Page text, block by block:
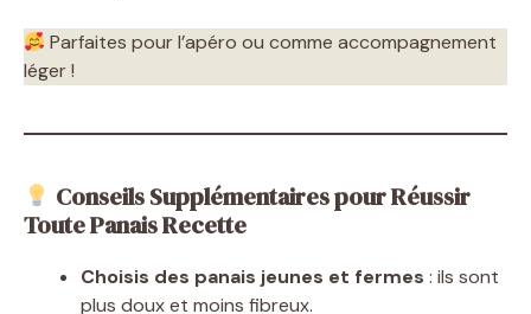
Parfaites pour l’apéro ou comme accompagnement
léger !
Conseils Supplémentaires pour Réussir
Toute Panais Recette
Choisis des panais jeunes et fermes : ils sont
plus doux et moins fibreux.